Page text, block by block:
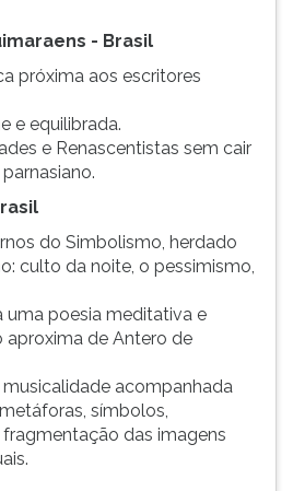
- Brasil
próxima aos escritores
e equilibrada.
e Renascentistas sem cair
do Simbolismo, herdado
culto da noite, o pessimismo,
uma poesia meditativa e
aproxima de Antero de
acompanhada
símbolos,
das imagens